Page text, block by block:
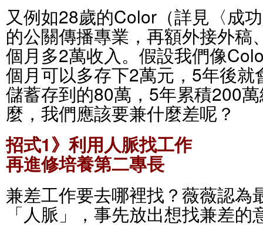
又例如28歲的Color（詳見〈成
的公關傳播專業，再額外接外稿
個月多2萬收入。假設我們像
個月可以多存下2萬元，5年後
儲蓄存到的80萬，5年累積200
麼，我們應該要兼什麼差呢？
招式1》利用人脈找工作
再進修培養第二專長
兼差工作要去哪裡找？薇薇認為
「人脈」，事先放出想找兼差